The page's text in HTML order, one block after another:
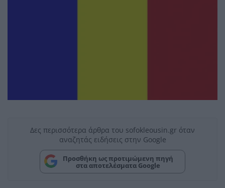
Δες περισσότερα άρθρα του sofokleousin.gr όταν
αναζητάς ειδήσεις στην Google
Προσθήκη ως προτιμώμενη πηγή
στα αποτελέσματα Google